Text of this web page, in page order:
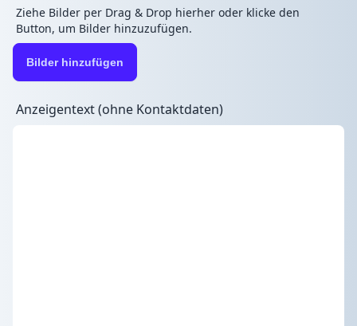
Ziehe Bilder per Drag & Drop hierher oder klicke den
Button, um Bilder hinzuzufügen.
Bilder hinzufügen
Anzeigentext (ohne Kontaktdaten)